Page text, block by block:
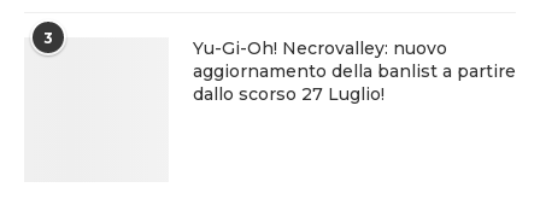
3
Yu-Gi-Oh! Necrovalley: nuovo
aggiornamento della banlist a partire
dallo scorso 27 Luglio!